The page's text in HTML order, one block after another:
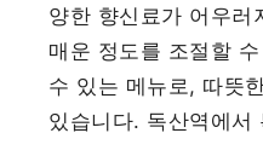
양한 향신료가 어우러
매운 정도를 조절할
수 있는 메뉴로, 따뜻
있습니다. 독산역에서